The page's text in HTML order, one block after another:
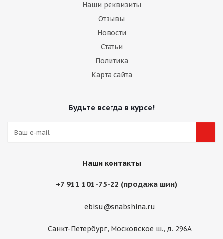
Наши реквизиты
Отзывы
Новости
Статьи
Политика
Карта сайта
Будьте всегда в курсе!
Наши контакты
+7 911 101-75-22 (продажа шин)
ebisu@snabshina.ru
Санкт-Петербург, Московское ш., д. 296А